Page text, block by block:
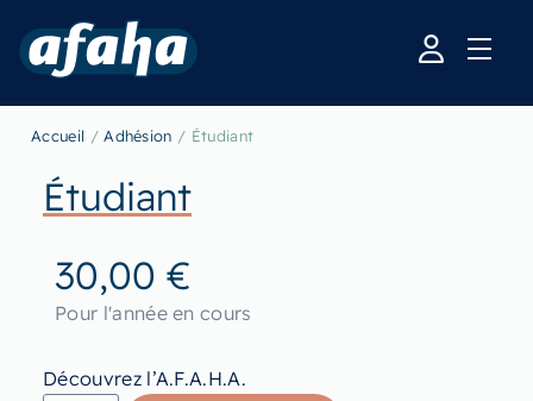
Accueil /Adhésion / Étudiant
Étudiant
30,00 €
Pour l'année en cours
Découvrez l’A.F.A.H.A.